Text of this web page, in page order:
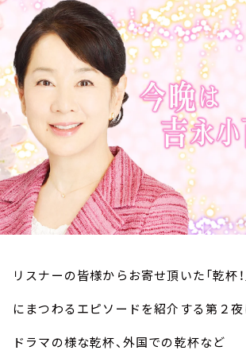
TBS Podcast
お知らせ
イベント・グッズ
YouTube
会社情報
リスナーの皆様からお寄せ頂いた「乾杯！
にまつわるエピソードを紹介する第２夜
ドラマの様な乾杯、外国での乾杯など